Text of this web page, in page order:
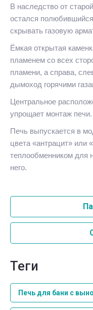
В наследство от
остался
скрывать газовую
Ёмкая открытая
пламенем со всех
пламени, а справа,
дымоход горячими
Центральное
упрощает монтаж печи.
Печь выпускается в
цвета «антрацит» или
теплообменником для
него.
теги
Печь для бани с